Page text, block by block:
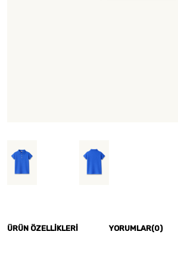
ÜRÜN ÖZELLIKLERI YORUMLAR(0)